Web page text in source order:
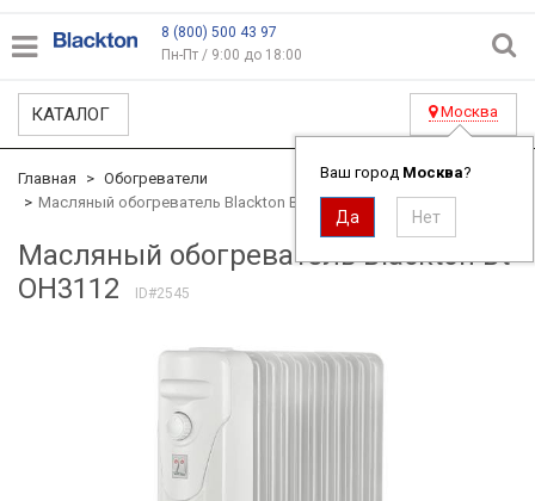
8 (800) 500 43 97
Пн-Пт / 9:00 до 18:00
КАТАЛОГ Москва
Ваш город Москва?
Главная
Обогреватели
Масляный обогреватель Blackton Bt OH3112
Масляный обогреватель Blackton Bt
OH3112
ID#2545